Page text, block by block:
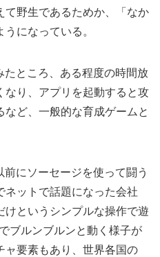
て野生であるためか、「なか
になっている。
ところ、ある程度の時間放
り、アプリを起動すると攻
ど、一般的な育成ゲームと
にソーセージを使って闘う
ネットで話題になった会社
というシンプルな操作で遊
ブルンブルンと動く様子が
ャ要素もあり、世界各国の